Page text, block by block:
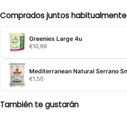
Comprados juntos habitualmente
Greenies Large 4u
€10,99
€1,50
También te gustarán